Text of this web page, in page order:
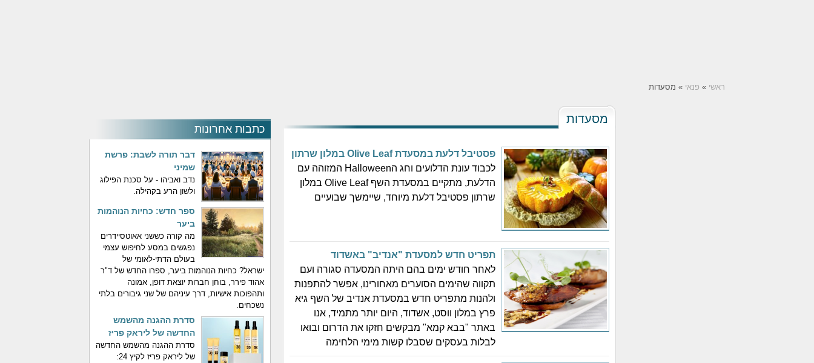
ראשי » פנאי » מסעדות
כתבות אחרונות
דבר תורה לשבת: פרשת
שמיני
נדב ואביהו - על סכנת הפילוג
ולשון הרע בקהילה.
ספר חדש: כחיות הנוהמות
ביער
מה קורה כששני אאוטסיידרים
נפגשים במסע לחיפוש עצמי
בעולם הדתי-לאומי של
ישראל? כחיות הנוהמות ביער, ספרו החדש של ד"ר
אהוד פירר, בוחן חברות יוצאת דופן, אמונה
ותהפוכות אישיות, דרך עיניהם של שני גיבורים בלתי
נשכחים.
סדרת ההגנה מהשמש
החדשה של ליראק פריז
סדרת ההגנה מהשמש החדשה
של ליראק פריז לקיץ 24:
מסעדות
פסטיבל דלעת במסעדת Olive Leaf במלון שרתון
לכבוד עונת הדלועים וחג הHalloween המזוהה עם
הדלעת, מתקיים במסעדת השף Olive Leaf במלון
שרתון פסטיבל דלעת מיוחד, שיימשך שבועיים
תפריט חדש למסעדת "אנדיב" באשדוד
לאחר חודש ימים בהם היתה המסעדה סגורה ועם
תקווה שהימים הסוערים מאחורינו, אפשר להתפנות
ולהנות מתפריט חדש במסעדת אנדיב של השף גיא
פרץ במלון ווסט, אשדוד, היום יותר מתמיד, אנו
באתר "בבא קמא" מבקשים חזקו את הדרום ובואו
לבלות בעסקים שסבלו קשות מימי הלחימה